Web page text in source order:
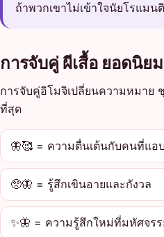
ถ้าพวกเขาไม่เข้าใจนัยโรแมน
การจับคู่ ผีเสื้อ ยอดนิยม
การจับคู่อิโมจิเปลี่ยนความหมาย
ที่สุด
🦋🥰 = ความตื่นเต้นกับคนที่แอ
🥺🦋 = รู้สึกเขินอายและกังวล
✨🦋 = ความรู้สึกใหม่ที่มหัศจรร